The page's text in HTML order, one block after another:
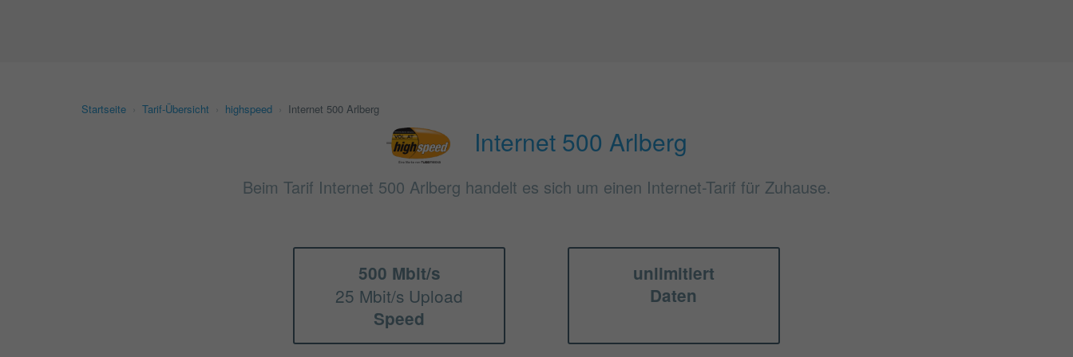
Startseite Tarif-Übersicht highspeed Internet 500 Arlberg
Internet 500 Arlberg
Beim Tarif Internet 500 Arlberg handelt es sich um einen Internet-Tarif für Zuhause.
500 Mbit/s
25 Mbit/s Upload
Speed
unlimitiert
Daten